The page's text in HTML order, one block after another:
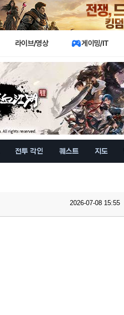
라이브/영상 게이밍/IT
전투 각인 퀘스트 지도
2026-07-08 15:55